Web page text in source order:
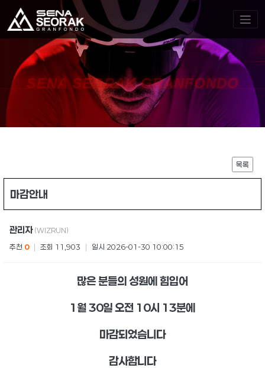
SENA SEORAK GRANFONDO
목록
마감안내
관리자 (WIZRUN)
추천 0 조회 11,903 일시 2026-01-30 10:00:15
많은 분들의 성원에 힘입어
1월 30일 오전 10시 13분에
마감되었습니다
감사합니다